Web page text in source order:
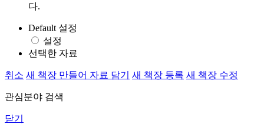
다.
Default 설정
설정
선택한 자료
취소 새 책장 만들어 자료 담기 새 책장 등록 새 책장 수정
관심분야 검색
닫기